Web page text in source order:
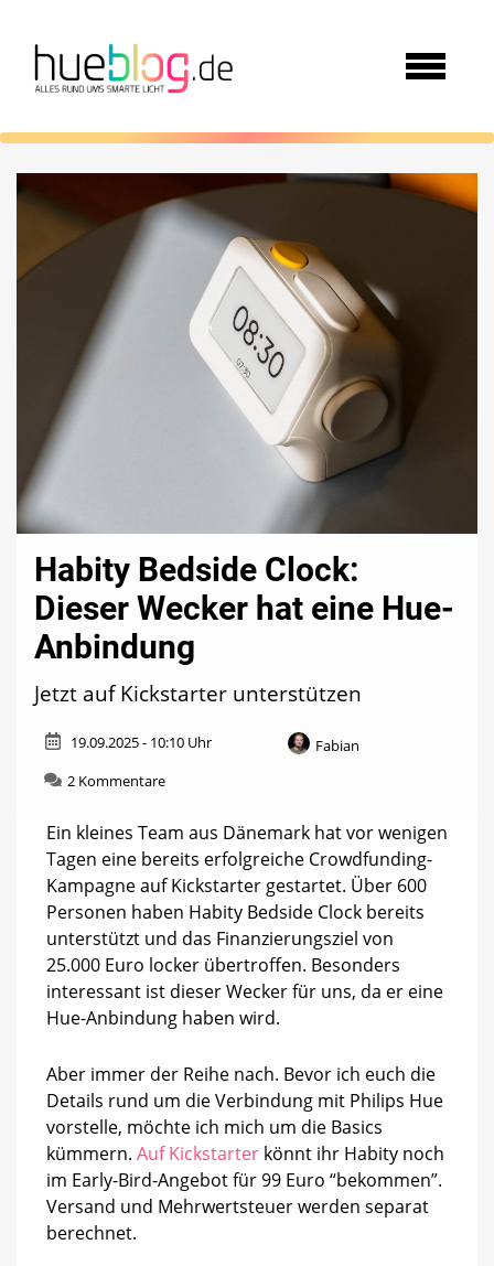
Habity Bedside Clock:
Dieser Wecker hat eine Hue-
Anbindung
Jetzt auf Kickstarter unterstützen
19.09.2025 - 10:10 Uhr
Fabian
2 Kommentarezu
Clock:
Dieser
Wecker
hat
eine
Hue-
Anbindung
Ein kleines Team aus Dänemark hat vor wenigen
Tagen eine bereits erfolgreiche Crowdfunding-
Kampagne auf Kickstarter gestartet. Über 600
Personen haben Habity Bedside Clock bereits
unterstützt und das Finanzierungsziel von
25.000 Euro locker übertroffen. Besonders
interessant ist dieser Wecker für uns, da er eine
Hue-Anbindung haben wird.
Aber immer der Reihe nach. Bevor ich euch die
Details rund um die Verbindung mit Philips Hue
vorstelle, möchte ich mich um die Basics
kümmern. Auf Kickstarter könnt ihr Habity noch
im Early-Bird-Angebot für 99 Euro “bekommen”.
Versand und Mehrwertsteuer werden separat
berechnet.